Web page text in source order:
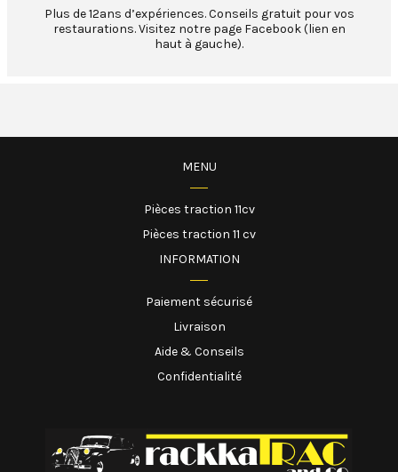
Plus de 12ans d’expériences. Conseils gratuit pour vos
restaurations. Visitez notre page Facebook (lien en
haut à gauche).
MENU
Pièces traction 11cv
Pièces traction 11 cv
INFORMATION
Paiement sécurisé
Livraison
Aide & Conseils
Confidentialité